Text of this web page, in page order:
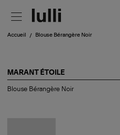
Accueil Blouse Bérangère Noir
MARANT ÉTOILE
Blouse
Blouse Bérangère Noir